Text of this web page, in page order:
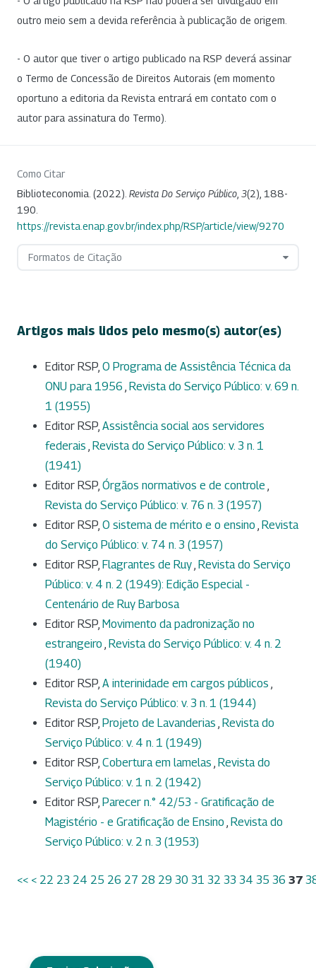
outro meio sem a devida referência à publicação de origem.
- O autor que tiver o artigo publicado na RSP deverá assinar
o Termo de Concessão de Direitos Autorais (em momento
oportuno a editoria da Revista entrará em contato com o
autor para assinatura do Termo).
Como Citar
Biblioteconomia. (2022). Revista Do Serviço Público 3(2), 188-
190.
https://revista.enap.gov.br/index.php/RSP/article/view/9270
Formatos de Citação
Artigos mais lidos pelo mesmo(s) autor(es)
Editor RSP, O Programa de Assistência Técnica da
ONU para 1956 , Revista do Serviço Público: v. 69 n.
1 (1955)
Editor RSP, Assistência social aos servidores
federais , Revista do Serviço Público: v. 3 n. 1
(1941)
Editor RSP, Órgãos normativos e de controle ,
Revista do Serviço Público: v. 76 n. 3 (1957)
Editor RSP, O sistema de mérito e o ensino , Revista
do Serviço Público: v. 74 n. 3 (1957)
Editor RSP, Flagrantes de Ruy, Revista do Serviço
Público: v. 4 n. 2 (1949): Edição Especial -
Centenário de Ruy Barbosa
Editor RSP, Movimento da padronização no
estrangeiro , Revista do Serviço Público: v. 4 n. 2
(1940)
Editor RSP, A interinidade em cargos públicos ,
Revista do Serviço Público: v. 3 n. 1 (1944)
Editor RSP, Projeto de Lavanderias , Revista do
Serviço Público: v. 4 n. 1 (1949)
Editor RSP, Cobertura em lamelas , Revista do
Serviço Público: v. 1 n. 2 (1942)
Editor RSP, Parecer n.° 42/53 - Gratificação de
Magistério - e Gratificação de Ensino , Revista do
Serviço Público: v. 2 n. 3 (1953)
<< < 22 23 24 25 26 27 28 29 30 31 32 33 34 35 36 37